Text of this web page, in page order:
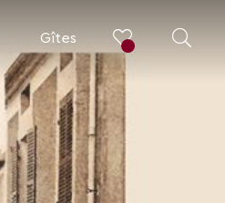
Gîtes